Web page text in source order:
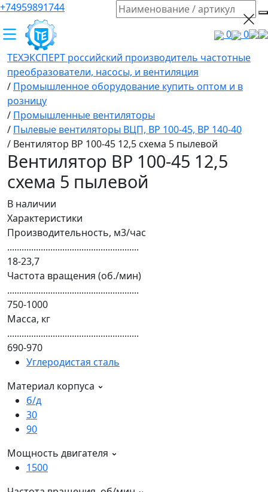
+74959891744
0
0
ТЕХЭКСПЕРТ российский производитель частотные
преобразователи, насосы, и вентиляция
/ Промышленное оборудование купить оптом и в
розницу
/ Промышленные вентиляторы
/ Пылевые вентиляторы ВЦП, ВР 100-45, ВР 140-40
/ Вентилятор ВР 100-45 12,5 схема 5 пылевой
Вентилятор ВР 100-45 12,5
схема 5 пылевой
В наличии
Характеристики
Производительность, м3/час
.......................................................
18-23,7
Частота вращения (об./мин)
.......................................................
750-1000
Масса, кг
.......................................................
690-970
Углеродистая сталь
Материал корпуса
б/д
30
90
Мощность двигателя
1500